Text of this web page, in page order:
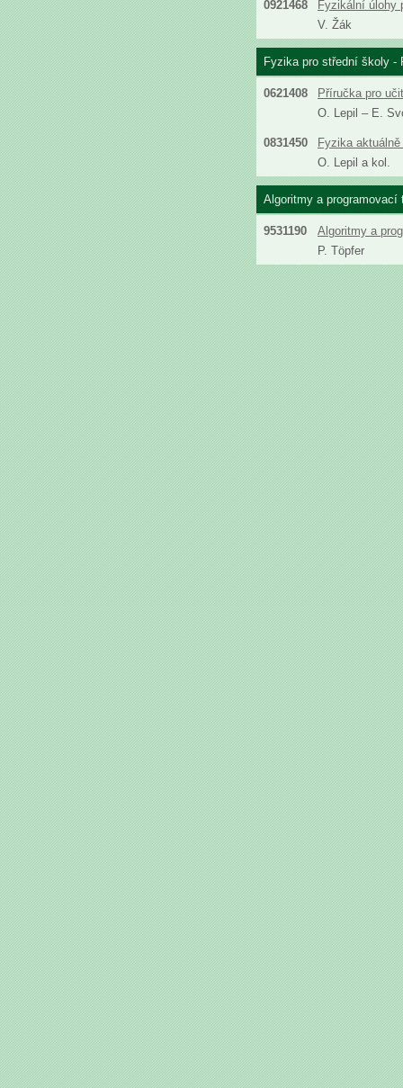
0921468
Fyzikální úlohy
V. Žák
Fyzika pro střední školy -
0621408
Příručka pro
O. Lepil – E.
0831450
Fyzika
O. Lepil a kol.
Algoritmy a programovací
9531190
Algoritmy a
P. Töpfer